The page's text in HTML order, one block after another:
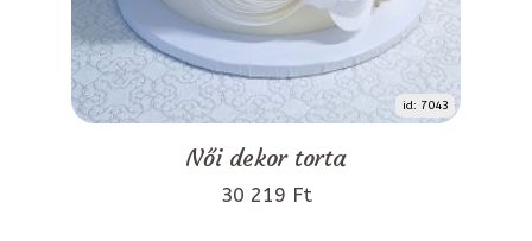
id: 7043
Női dekor torta
30 219 Ft